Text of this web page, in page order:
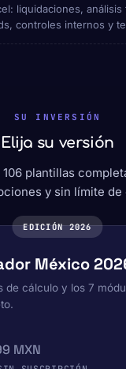
liquidaciones, análisis
controles internos y
SU INVERSIÓN
Elija su versión
plantillas
y sin límite de
EDICIÓN 2026
México
de cálculo y los 7
MXN